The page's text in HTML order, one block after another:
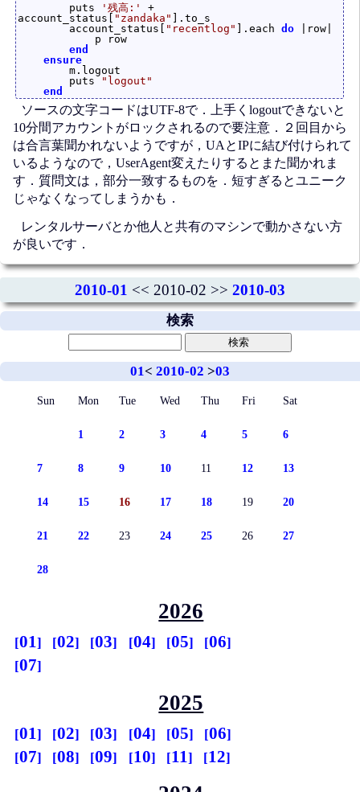
        puts
'残高:'
+
account_status[ "zandaka" ].to_s
        account_status[
"recentlog" ].each do |row|
end
ensure
        m.logout
        puts
"logout"
end
ソースの文字コードはUTF-8で．上手くlogoutできないと
10分間アカウントがロックされるので要注意．２回目から
は合言葉聞かれないようですが，UAとIPに結び付けられて
いるようなので，UserAgent変えたりするとまた聞かれま
す．質問文は，部分一致するものを．短すぎるとユニーク
じゃなくなってしまうかも．
レンタルサーバとか他人と共有のマシンで動かさない方
が良いです．
2010-01 << 2010-02 >> 2010-03
検索
01< 2010-02 >03
Sun Mon Tue Wed Thu Fri Sat
1 2 3 4 5 6
7 8 9 10 11 12 13
14 15 16 17 18 19 20
21 22 23 24 25 26 27
28
2026
01 02 03 04 05
06
07
2025
01 02 03 04 05
06
07
08 09 10 11 12